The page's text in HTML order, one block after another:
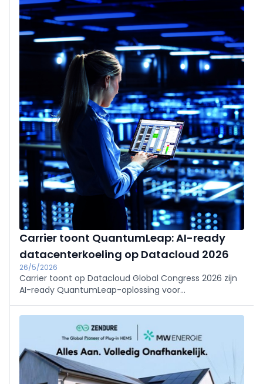
Carrier toont QuantumLeap: AI-ready
datacenterkoeling op Datacloud 2026
26/5/2026
Carrier toont op Datacloud Global Congress 2026 zijn
AI-ready QuantumLeap-oplossing voor
combineert thermische technologie, slimme
regeltechniek en services om hogere
warmtedichtheden efficiënt en duurzaam te beheren,
met monitoring en voorspellend onderhoud.